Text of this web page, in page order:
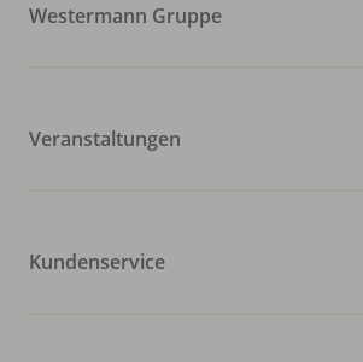
Westermann Gruppe
Veranstaltungen
Kundenservice